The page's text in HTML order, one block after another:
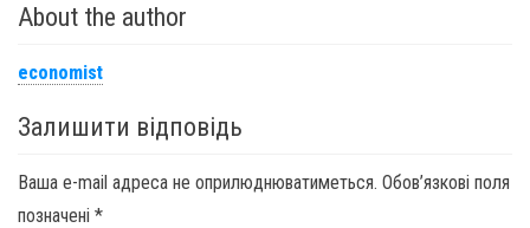
About the author
economist
Залишити відповідь
Ваша e-mail адреса не оприлюднюватиметься. Обов’язкові поля
позначені *